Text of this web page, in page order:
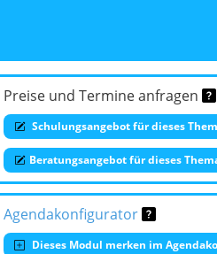
Preise und Termine anfragen
Schulungsangebot für dieses
Beratungsangebot für dieses
Agendakonfigurator
Dieses Modul merken im